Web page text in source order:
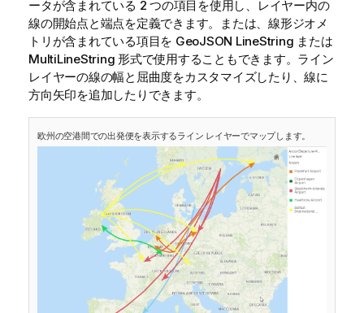
ータが含まれている 2 つの項目を使用し、レイヤー内の
線の開始点と端点を定義できます。または、線形ジオメ
トリが含まれている項目を GeoJSON LineString または
MultiLineString 形式で使用することもできます。ライン
レイヤーの線の幅と屈曲度をカスタマイズしたり、線に
方向矢印を追加したりできます。
欧州の空港間での出発便を表示するライン レイヤーでマップします。